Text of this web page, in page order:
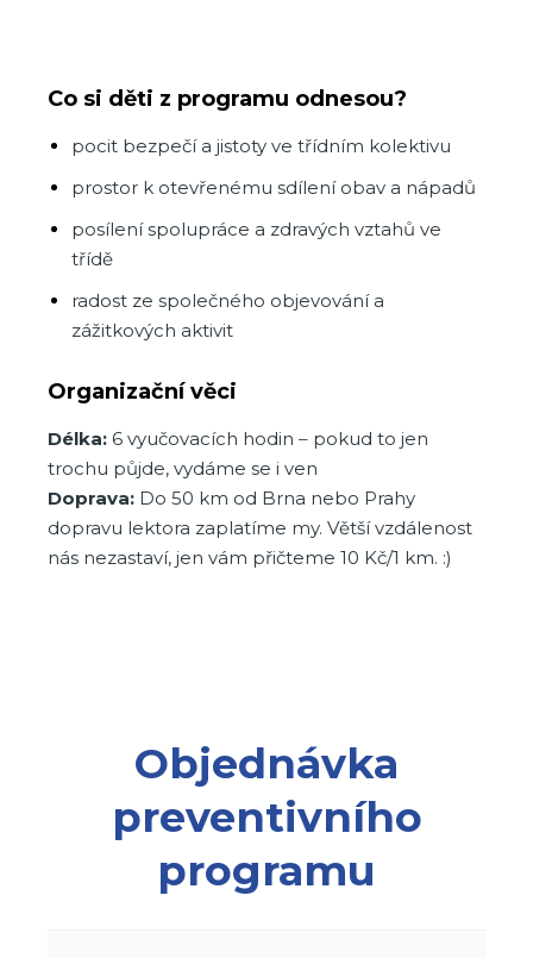
Co si děti z programu odnesou?
pocit bezpečí a jistoty ve třídním kolektivu
prostor k otevřenému sdílení obav a nápadů
posílení spolupráce a zdravých vztahů ve
třídě
radost ze společného objevování a
zážitkových aktivit
Organizační věci
Délka: 6 vyučovacích hodin – pokud to jen
trochu půjde, vydáme se i ven
Doprava: Do 50 km od Brna nebo Prahy
dopravu lektora zaplatíme my. Větší vzdálenost
nás nezastaví, jen vám přičteme 10 Kč/1 km. :)
Objednávka
preventivního
programu